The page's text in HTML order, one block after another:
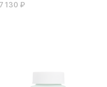
7 130 ₽